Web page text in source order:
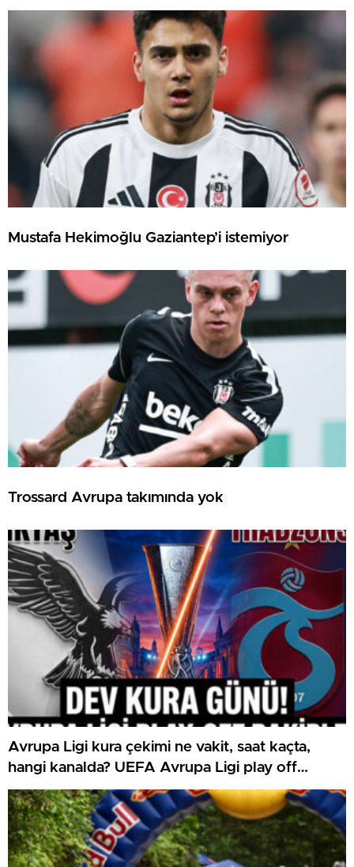
Mustafa Hekimoğlu Gaziantep’i istemiyor
Trossard Avrupa takımında yok
Avrupa Ligi kura çekimi ne vakit, saat kaçta,
hangi kanalda? UEFA Avrupa Ligi play off
Beşiktaş ve Trabzonspor olası rakipleri